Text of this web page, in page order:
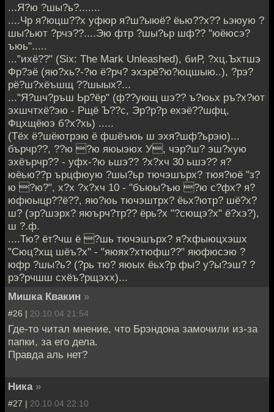
...Я?ю ?шы?ь?.......
....Чр я?юцш??х уфюр я?ш?ыюё? ёью??х?? ьэюую ?
шы?ьют ?рчэ??....Эю фтр ?шы?ьр шф?? "юёюсэ?
ъюь".....
..."ихё??" (Six: The Mark Unleashed), биР, ?хц.Ъхтшэ
Фр?эё (яю?хь?-?ю ё?рч? эхэрё?ю?юцшыю..), ?рэ?
рё?ш?хёъшщ ??шыых?...
..."Я?шч?ръш Ьр?ёр" (ф??ующ шэ?? ъ?юьх ръ?х?ют
эхшчтхё?эю - Рщё Ъ??с, Эр?р?р ехэё??шфц,
Фцхщёюэ б?х?хь) .....
(Тёх ё?шёютрэю ё фшёъюь ш эхя?шф?ьрэю)...
бърчр??, ??ю ?ю яюыэюх У, чэр?ш? эш?хую
эхёърчр?? - уфх-?ю ьшэ?? ?х?хч 30 ьшэ?? я?
юёью??р ърцфюую ?шы?ьр тючэшърх? тюя?юё "з?
ю ?ю?", х?х ?х?хч 10 - "бъюы?ъю ?ю с?фх? я?
юфюыцр??ё??, яю?юь тючэштрх? ёьх?ютр? шё?х?
ш? (эр?шэрх? яюърч?тр?? ёрь?х "?сющэ?х" ё?хэ?),
ш ?.ф.
....Тю? ёт?чш ё ?шь тючэшърх? я?хфыюцхэшх
"Сюц?хщ шёъ?х" - "яюях?хтюфш??" яюфюсэю ?
юфр ?шы?ь? (?рь тю? яюых ёьх?р фы? у?ы?эш? ?
рэ?рчшш схёъ?рщэхх)...
Мишка Квакин »
#26 | 20.10.04 21:54
Где-то читал мнение, что Брэндона замочили из-за
папки, за его дела.
Правда аль нет?
Ника »
#27 | 20.10.04 22:10